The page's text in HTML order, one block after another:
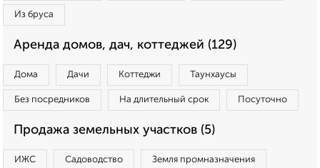
Из бруса
Аренда домов, дач, коттеджей (129)
Дома Дачи Коттеджи Таунхаусы
Без посредников На длительный срок Посуточно
Продажа земельных участков (5)
ИЖС Садоводство Земля промназначения